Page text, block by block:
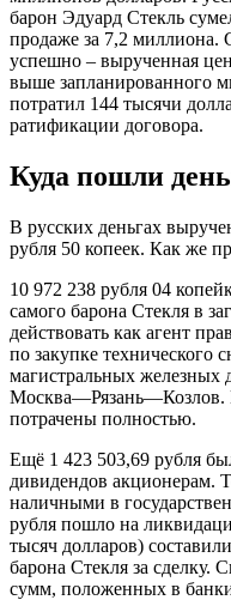
барон Эдуард Стекль
продаже за 7,2 миллиона.
успешно – вырученная
выше запланированного
потратил 144 тысячи
ратификации договора.
Куда пошли
В русских деньгах
рубля 50 копеек. Как же
10 972 238 рубля 04
самого барона Стекля в
действовать как агент
по закупке технического
магистральных
Москва—Рязань—Козлов.
потрачены полностью.
Ещё 1 423 503,69 рубля
дивидендов акционерам.
наличными в
рубля пошло на
тысяч долларов)
барона Стекля за сделку.
сумм, положенных в